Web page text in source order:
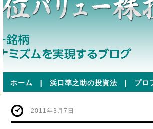
ホーム | 浜口準之助の投資法 | プロ
2011年3月7日